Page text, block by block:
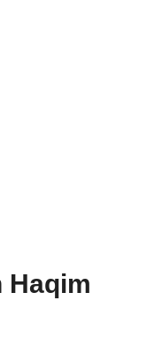
Haqim